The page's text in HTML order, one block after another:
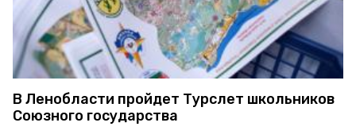
В Ленобласти пройдет Турслет школьников
Союзного государства